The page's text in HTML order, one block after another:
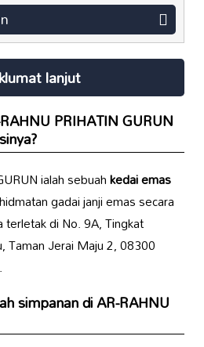
lanjut
PRIHATIN GURUN
ialah sebuahkedai emas
gadai janji emas secara
di No. 9A, Tingkat
Taman Jerai Maju 2, 08300
simpanan di AR-RAHNU